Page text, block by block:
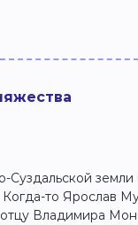
Суздальской
то Ярослав
Владимира